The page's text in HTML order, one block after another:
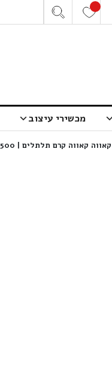
מכשירי עיצוב